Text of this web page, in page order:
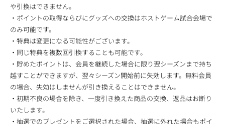
や引換はできません。
・ポイントの取得ならびにグッズへの交換はホストゲーム試合会場で
のみ可能です。
・特典は変更になる可能性がございます。
・同じ特典を複数回引換することも可能です。
・貯めたポイントは、会員を継続した場合に限り翌シーズンまで持ち
越すことができますが、翌々シーズン開始前に失効します。無料会員
の場合、失効はしませんが引き換えることはできません。
・初期不良の場合を除き、一度引き換えた商品の交換、返品はお断り
いたします。
・抽選でのプレゼントをご選択された場合、抽選に外れた場合もポイ